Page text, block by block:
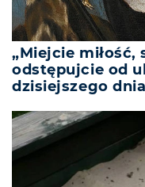
„Miejcie
odstępujcie od
dzisiejszego